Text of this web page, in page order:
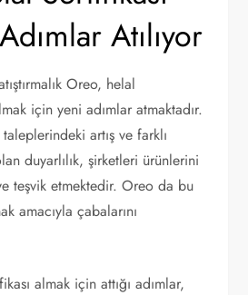
Atılıyor
Oreo, helal
için yeni adımlar atmaktadır.
artış ve farklı
duyarlılık, şirketleri ürünlerini
teşvik etmektedir. Oreo da bu
amacıyla çabalarını
almak için attığı adımlar,